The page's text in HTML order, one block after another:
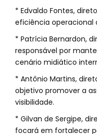
* Edvaldo Fontes,
eficiência operacional
* Patrícia Bernardon,
responsável por
cenário midiático
* Antônio Martins,
objetivo promover a
visibilidade.
* Gilvan de Sergipe,
focará em fortalecer